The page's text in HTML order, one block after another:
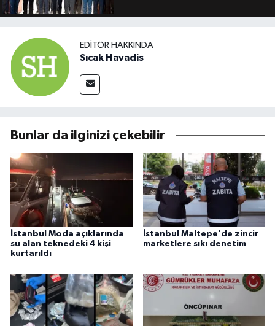
EDITÖR HAKKINDA
Sıcak Havadis
Bunlar da ilginizi çekebilir
İstanbul Moda açıklarında
su alan teknedeki 4 kişi
kurtarıldı
İstanbul Maltepe'de zincir
marketlere sıkı denetim